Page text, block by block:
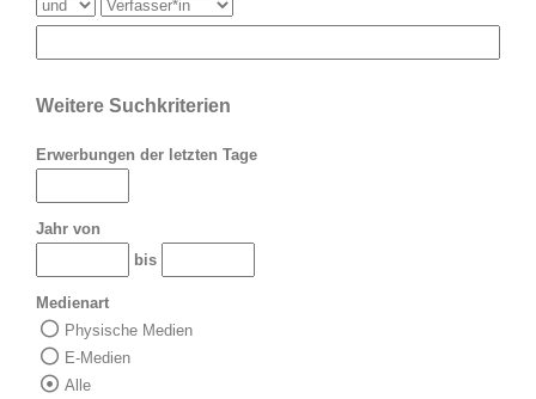
Weitere Suchkriterien
Erwerbungen der letzten Tage
Jahr von
bis
Medienart
Physische Medien
E-Medien
Alle